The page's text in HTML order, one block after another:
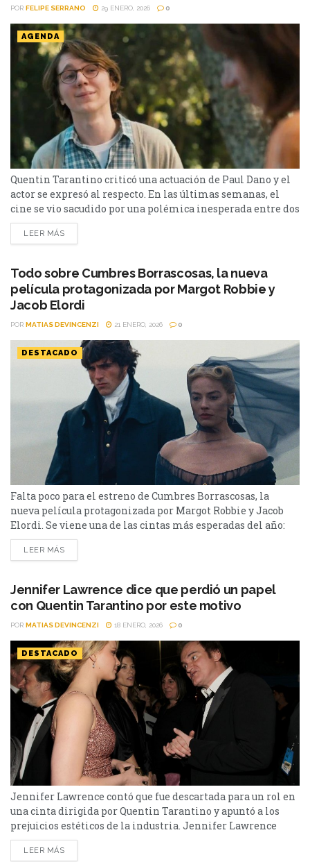
POR FELIPE SERRANO 29 ENERO, 2026 0
AGENDA
Quentin Tarantino criticó una actuación de Paul Dano y el
actor se expresó al respecto. En las últimas semanas, el
cine se vio sacudido por una polémica inesperada entre dos
figuras respetadas de Hollywood: Paul Dano y Quentin
Tarantino. Lo que empezó como un comentario personal se
cinematográfica. Durante una...
LEER MÁS
Todo sobre Cumbres Borrascosas, la nueva
película protagonizada por Margot Robbie y
Jacob Elordi
POR MATIAS DEVINCENZI 21 ENERO, 2026 0
DESTACADO
Falta poco para el estreno de Cumbres Borrascosas, la
nueva película protagonizada por Margot Robbie y Jacob
Elordi. Se viene una de las cintas más esperadas del año:
Cumbres Borrascosas. La misma es una película dramática
escrita, dirigida y producida por Emerald Fennell, basada
protagonizada por Margot Robbie y Jacob...
LEER MÁS
Jennifer Lawrence dice que perdió un papel
con Quentin Tarantino por este motivo
POR MATIAS DEVINCENZI 18 ENERO, 2026 0
DESTACADO
Jennifer Lawrence contó que fue descartada para un rol en
una cinta dirigida por Quentin Tarantino y apuntó a los
prejuicios estéticos de la industria. Jennifer Lawrence
sorprendió al recordar una experiencia frustrante de su
carrera vinculada a Quentin Tarantino. En una entrevista
LEER MÁS